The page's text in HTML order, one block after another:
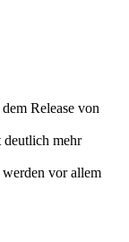
Release von
deutlich mehr
vor allem